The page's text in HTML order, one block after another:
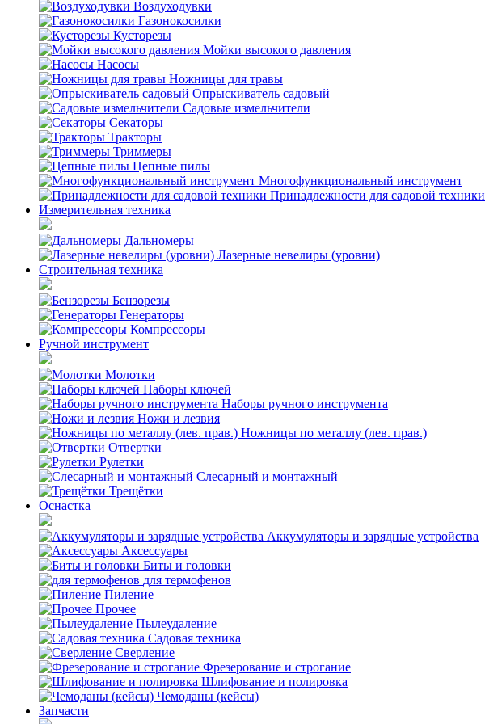
Воздуходувки
Газонокосилки
Кусторезы
Мойки высокого давления
Насосы
Ножницы для травы
Опрыскиватель садовый
Садовые измельчители
Секаторы
Тракторы
Триммеры
Цепные пилы
Многофункциональный инструмент
Принадлежности для садовой техники
Измерительная техника
Дальномеры
Лазерные невелиры (уровни)
Строительная техника
Бензорезы
Генераторы
Компрессоры
Ручной инструмент
Молотки
Наборы ключей
Наборы ручного инструмента
Ножи и лезвия
Ножницы по металлу (лев. прав.)
Отвертки
Рулетки
Слесарный и монтажный
Трещётки
Оснастка
Аккумуляторы и зарядные устройства
Аксессуары
Биты и головки
для термофенов
Пиление
Прочее
Пылеудаление
Садовая техника
Сверление
Фрезерование и строгание
Шлифование и полировка
Чемоданы (кейсы)
Запчасти